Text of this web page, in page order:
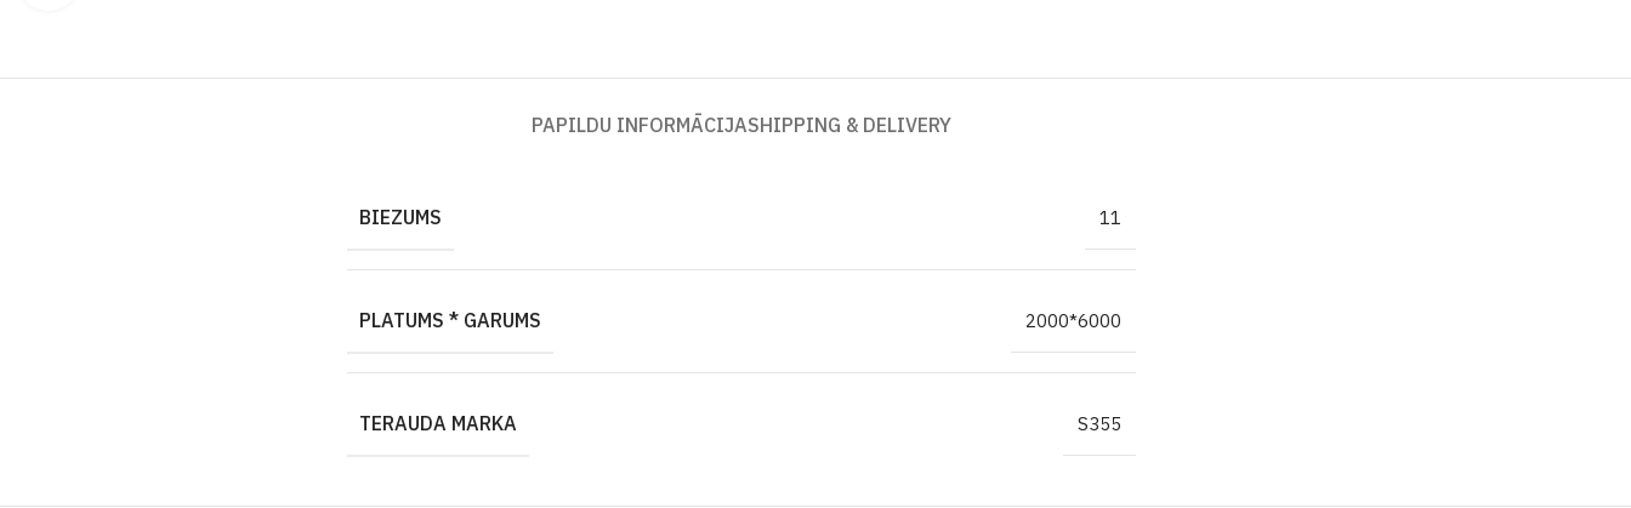
PAPILDU INFORMĀCIJASHIPPING & DELIVERY
BIEZUMS 11
PLATUMS * GARUMS 2000*6000
TERAUDA MARKA S355